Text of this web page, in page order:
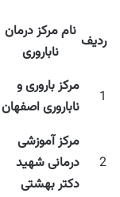
ردیف
نام مرکز درمان
ناباروری
1
مرکز باروری و
ناباروری اصفهان
2
مرکز آموزشی
درمانی شهید
دکتر بهشتی